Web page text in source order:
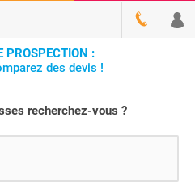
PROSPECTION :
des devis !
recherchez-vous ?